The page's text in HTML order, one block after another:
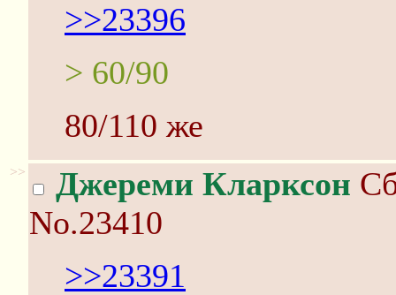
>>23396
> 60/90
80/110 же
>> Джереми Кларксон
No.23410
>>23391